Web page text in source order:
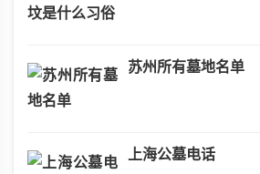
苏州所有墓地名单
上海公墓电话